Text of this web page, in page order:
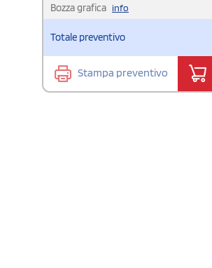
Bozza grafica info
Totale preventivo
Stampa preventivo